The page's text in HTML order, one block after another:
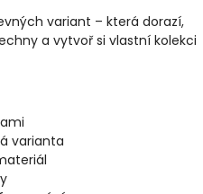
variant – která dorazí,
a vytvoř si vlastní kolekci
varianta